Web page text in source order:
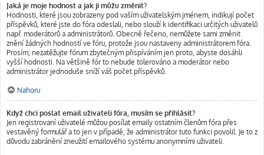
Jaká je moje hodnost a jak ji můžu změnit?
Hodnosti, které jsou zobrazeny pod vaším uživatelským jménem, indikují počet
příspěvků, které jste do fóra odeslali, nebo slouží k identifikaci určitých uživatelů
např. moderátorů a administrátorů. Obecně řečeno, nemůžete sami změnit
znění žádných hodností ve fóru, protože jsou nastaveny administrátorem fóra.
Prosím, nezatěžujte fórum zbytečným přispíváním jen proto, abyste dosáhli
vyšší hodnosti. Na většině fór to nebude tolerováno a moderátor nebo
administrátor jednoduše sníží váš počet příspěvků.
Nahoru
Když chci poslat email uživateli fóra, musím se přihlásit?
Jen registrovaní uživatelé můžou posílat emaily ostatním členům fóra přes
vestavěný formulář a to jen v případě, že administrátor tuto funkci povolil. Je to z
důvodu zabránění zneužití emailového systému anonymními uživateli.